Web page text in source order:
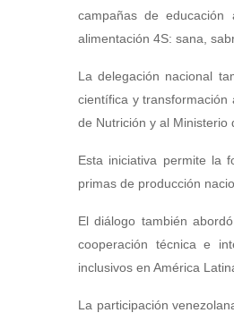
campañas de educación
alimentación 4S: sana,
La delegación nacional
científica y transformación
de Nutrición y al Ministerio
Esta iniciativa permite la
primas de producción
El diálogo también
cooperación técnica e
inclusivos en América
La participación